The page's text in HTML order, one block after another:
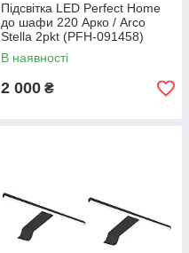
Підсвітка LED Perfect Home
до шафи 220 Арко / Arco
Stella 2pkt (PFH-091458)
В наявності
2 000 ₴